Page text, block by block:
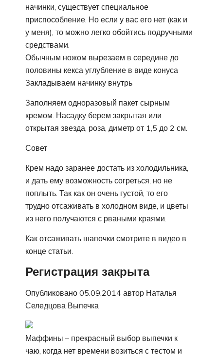
начинки, существует специальное
приспособление. Но если у вас его нет (как и
у меня), то можно легко обойтись подручными
средствами.
Обычным ножом вырезаем в середине до
половины кекса углубление в виде конуса
Закладываем начинку внутрь
Заполняем одноразовый пакет сырным
кремом. Насадку берем закрытая или
открытая звезда, роза, диметр от 1,5 до 2 см.
Совет
Крем надо заранее достать из холодильника,
и дать ему возможность согреться, но не
поплыть. Так как он очень густой, то его
трудно отсаживать в холодном виде, и цветы
из него получаются с рваными краями.
Как отсаживать шапочки смотрите в видео в
конце статьи.
Регистрация закрыта
Опубликовано 05.09.2014 автор Наталья
Селедцова Выпечка
Маффины – прекрасный выбор выпечки к
чаю, когда нет времени возиться с тестом и